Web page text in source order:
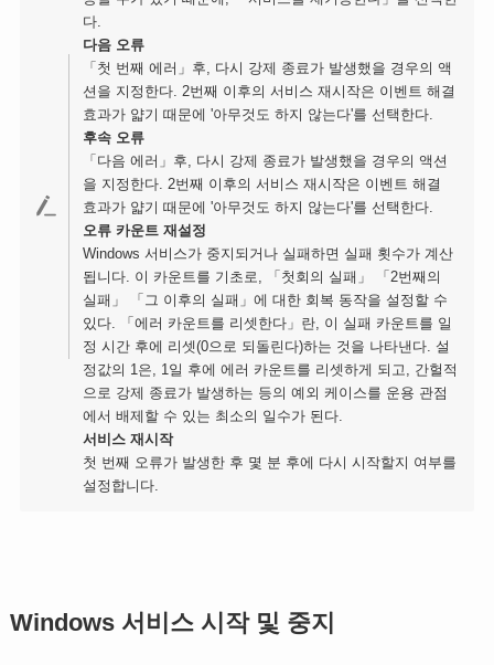
다.
다음 오류
「첫 번째 에러」후, 다시 강제 종료가 발생했을 경우의 액
션을 지정한다. 2번째 이후의 서비스 재시작은 이벤트 해결
효과가 얇기 때문에 '아무것도 하지 않는다'를 선택한다.
후속 오류
「다음 에러」후, 다시 강제 종료가 발생했을 경우의 액션
을 지정한다. 2번째 이후의 서비스 재시작은 이벤트 해결
효과가 얇기 때문에 '아무것도 하지 않는다'를 선택한다.
오류 카운트 재설정
Windows 서비스가 중지되거나 실패하면 실패 횟수가 계산
됩니다. 이 카운트를 기초로, 「첫회의 실패」 「2번째의
실패」 「그 이후의 실패」에 대한 회복 동작을 설정할 수
있다. 「에러 카운트를 리셋한다」란, 이 실패 카운트를 일
정 시간 후에 리셋(0으로 되돌린다)하는 것을 나타낸다. 설
정값의 1은, 1일 후에 에러 카운트를 리셋하게 되고, 간헐적
으로 강제 종료가 발생하는 등의 예외 케이스를 운용 관점
에서 배제할 수 있는 최소의 일수가 된다.
서비스 재시작
첫 번째 오류가 발생한 후 몇 분 후에 다시 시작할지 여부를
설정합니다.
Windows 서비스 시작 및 중지